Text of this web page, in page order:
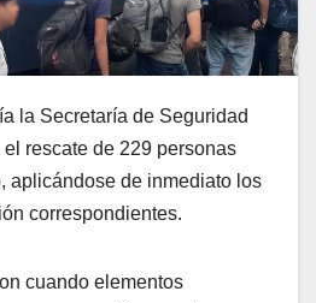
la Secretaría de Seguridad
rescate de 229 personas
aplicándose de inmediato los
correspondientes.
cuando elementos